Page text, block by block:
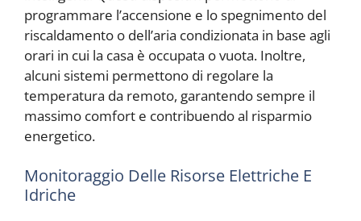
programmare l’accensione e lo spegnimento del
riscaldamento o dell’aria condizionata in base agli
orari in cui la casa è occupata o vuota. Inoltre,
alcuni sistemi permettono di regolare la
temperatura da remoto, garantendo sempre il
massimo comfort e contribuendo al risparmio
energetico.
Monitoraggio Delle Risorse Elettriche E
Idriche